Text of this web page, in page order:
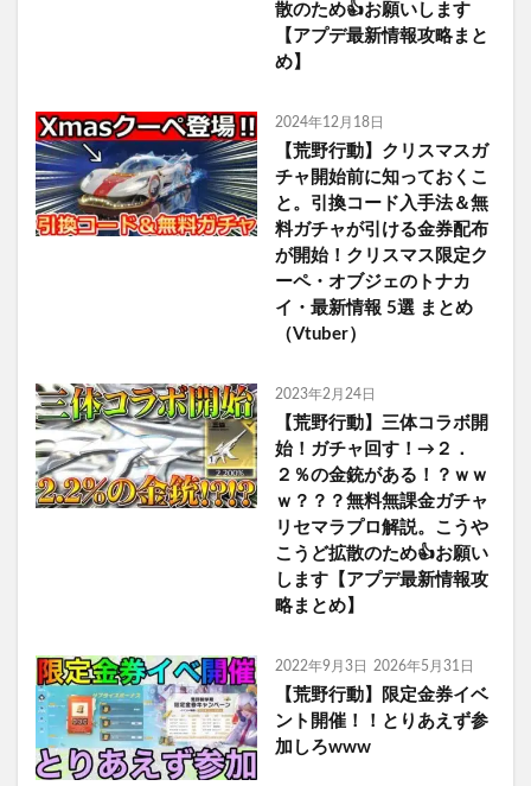
散のため👍お願いします
【アプデ最新情報攻略まと
め】
2024年12月18日
【荒野行動】クリスマスガ
チャ開始前に知っておくこ
と。引換コード入手法＆無
料ガチャが引ける金券配布
が開始！クリスマス限定ク
ーペ・オブジェのトナカ
イ・最新情報 5選 まとめ
（Vtuber）
2023年2月24日
【荒野行動】三体コラボ開
始！ガチャ回す！→２．
２％の金銃がある！？ｗｗ
ｗ？？？無料無課金ガチャ
リセマラプロ解説。こうや
こうど拡散のため👍お願い
します【アプデ最新情報攻
略まとめ】
2022年9月3日 2026年5月31日
【荒野行動】限定金券イベ
ント開催！！とりあえず参
加しろwww